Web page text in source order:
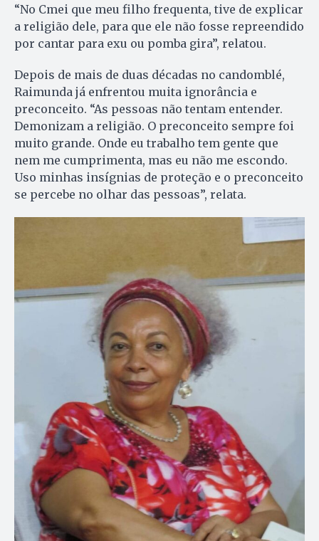
“No Cmei que meu filho frequenta, tive de explicar
a religião dele, para que ele não fosse repreendido
por cantar para exu ou pomba gira”, relatou.
Depois de mais de duas décadas no candomblé,
Raimunda já enfrentou muita ignorância e
preconceito. “As pessoas não tentam entender.
Demonizam a religião. O preconceito sempre foi
muito grande. Onde eu trabalho tem gente que
nem me cumprimenta, mas eu não me escondo.
Uso minhas insígnias de proteção e o preconceito
se percebe no olhar das pessoas”, relata.